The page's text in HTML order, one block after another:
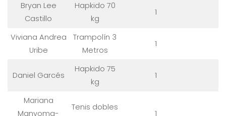
Bryan Lee
Castillo
Hapkido 70
kg
1
Viviana Andrea
Uribe
Trampolín 3
Metros
1
Daniel Garcés
Hapkido 75
kg
1
Mariana
Manyoma-
Tenis dobles
1